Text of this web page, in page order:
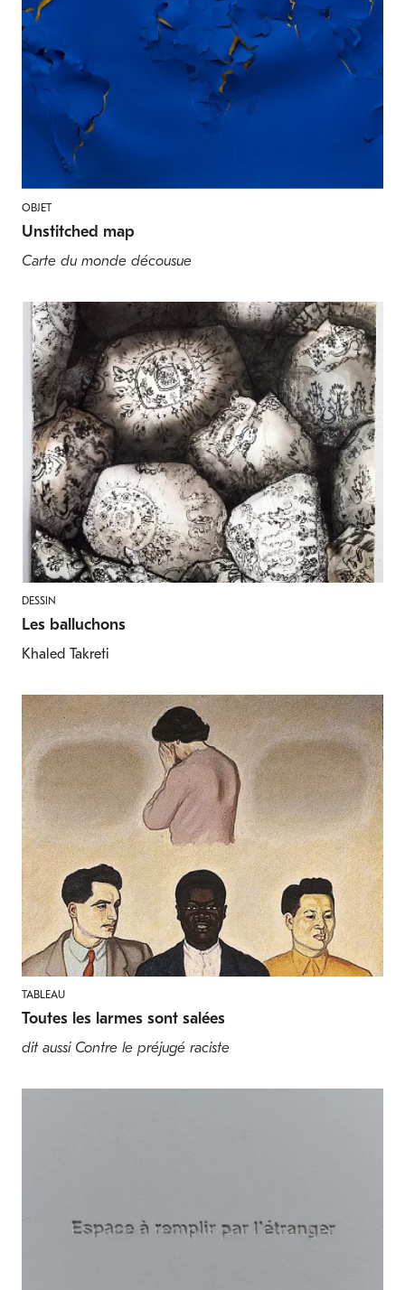
OBJET
Unstitched map
Carte du monde décousue
DESSIN
Les balluchons
Khaled Takreti
TABLEAU
Toutes les larmes sont salées
dit aussi Contre le préjugé raciste